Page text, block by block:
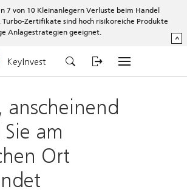
7 von 10 Kleinanlegern Verluste beim Handel
Zertifikate sind hoch risikoreiche Produkte
Anlagestrategien geeignet.
^
KeyInvest
anscheinend
am
Ort